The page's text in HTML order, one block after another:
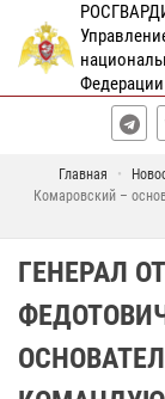
Главная
Комаровский –
ГЕНЕРАЛ